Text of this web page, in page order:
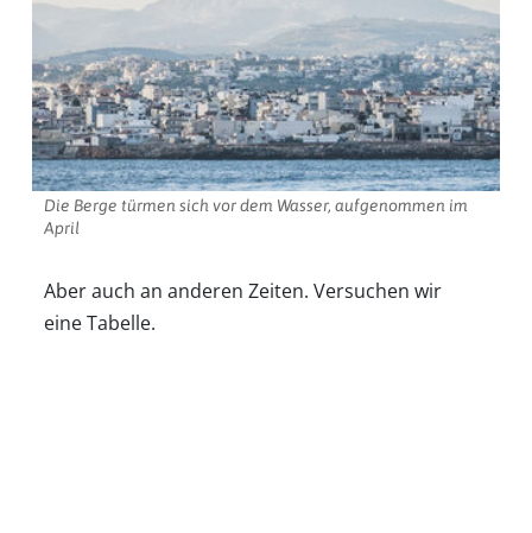
Die Berge türmen sich vor dem Wasser, aufgenommen im
April
Aber auch an anderen Zeiten. Versuchen wir
eine Tabelle.